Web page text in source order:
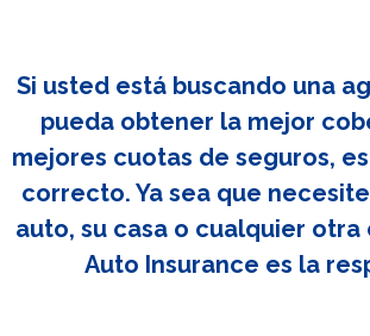
Si usted está buscando una
pueda obtener la mejor
mejores cuotas de seguros,
correcto. Ya sea que
auto, su casa o cualquier otra
Auto Insurance es la